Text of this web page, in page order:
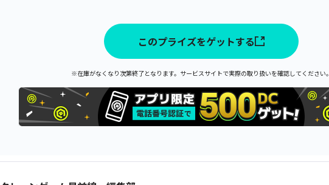
このプライズをゲットする
※在庫がなくなり次第終了となります。サービスサイトで実際の取り扱いを確認してください。